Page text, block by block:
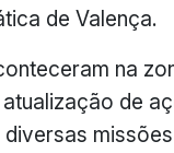
de Valença.
na
de